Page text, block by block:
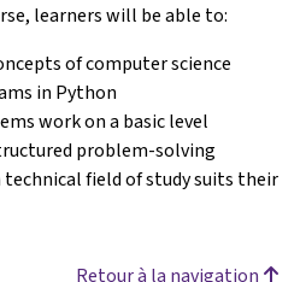
learners will be able to:
of computer science
in Python
work on a basic level
problem-solving
field of study suits their
Retour à la navigation